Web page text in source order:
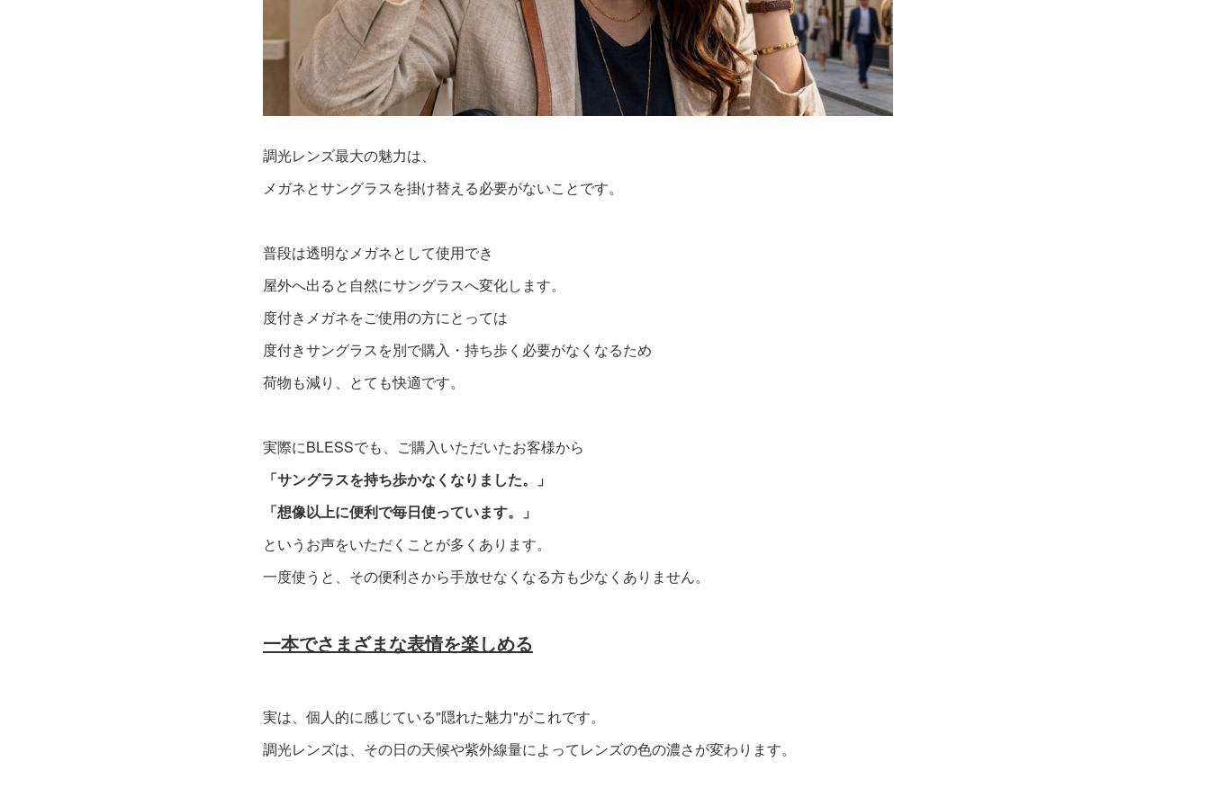
調光レンズ最大の魅力は、
メガネとサングラスを掛け替える必要がないことです。
普段は透明なメガネとして使用でき
屋外へ出ると自然にサングラスへ変化します。
度付きメガネをご使用の方にとっては
度付きサングラスを別で購入・持ち歩く必要がなくなるため
荷物も減り、とても快適です。
実際にBLESSでも、ご購入いただいたお客様から
「サングラスを持ち歩かなくなりました。」
「想像以上に便利で毎日使っています。」
というお声をいただくことが多くあります。
一度使うと、その便利さから手放せなくなる方も少なくありません。
一本でさまざまな表情を楽しめる
実は、個人的に感じている"隠れた魅力"がこれです。
調光レンズは、その日の天候や紫外線量によってレンズの色の濃さが変わります。